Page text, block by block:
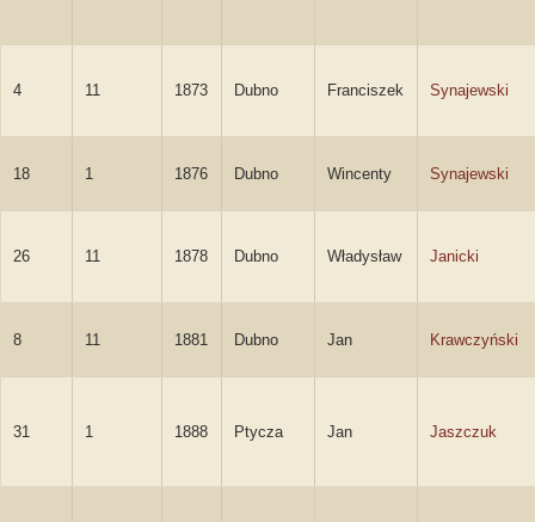
4 11 1873 Dubno Franciszek Synajewski
18 1 1876 Dubno Wincenty Synajewski
26 11 1878 Dubno Władysław Janicki
8 11 1881 Dubno Jan Krawczyński
31 1 1888 Ptycza Jan Jaszczuk